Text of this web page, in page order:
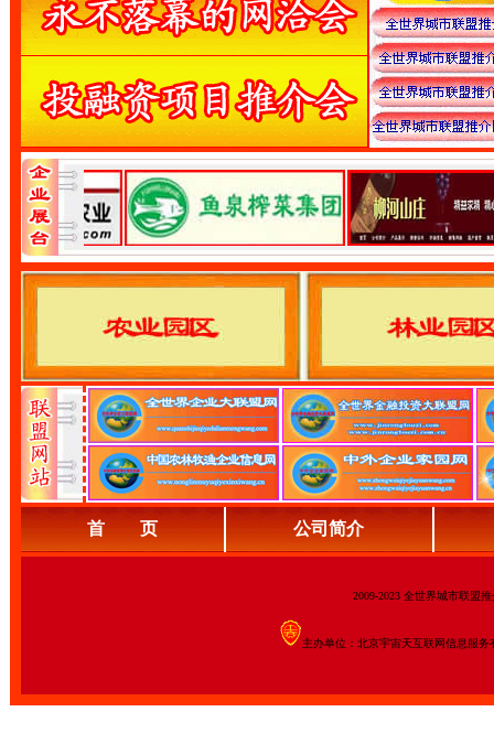
首 页 公司简介
2009-2023 全世界城市联盟
主办单位：北京宇宙天互联网信息服